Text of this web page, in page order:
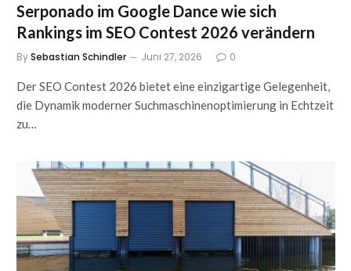
Serponado im Google Dance wie sich
Rankings im SEO Contest 2026 verändern
BySebastian Schindler Juni 27, 2026 0
Der SEO Contest 2026 bietet eine einzigartige Gelegenheit,
die Dynamik moderner Suchmaschinenoptimierung in Echtzeit
zu…